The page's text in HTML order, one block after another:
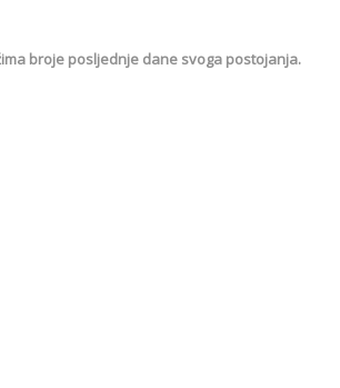
broje posljednje dane svoga postojanja.